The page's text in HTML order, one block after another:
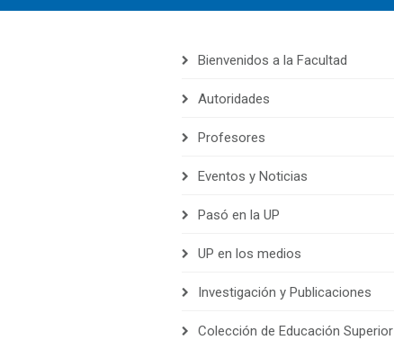
Bienvenidos a la Facultad
Autoridades
Profesores
Eventos y Noticias
Pasó en la UP
UP en los medios
Investigación y Publicaciones
Colección de Educación Superior